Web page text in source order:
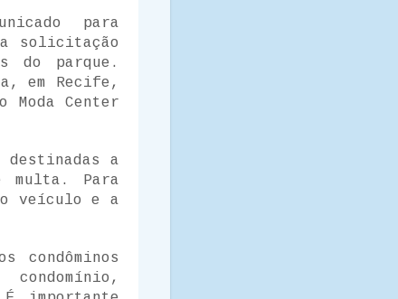
para
a solicitação
do parque.
em Recife,
Moda Center
destinadas a
multa. Para
veículo e a
condôminos